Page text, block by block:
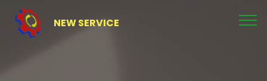
NEW SERVICE